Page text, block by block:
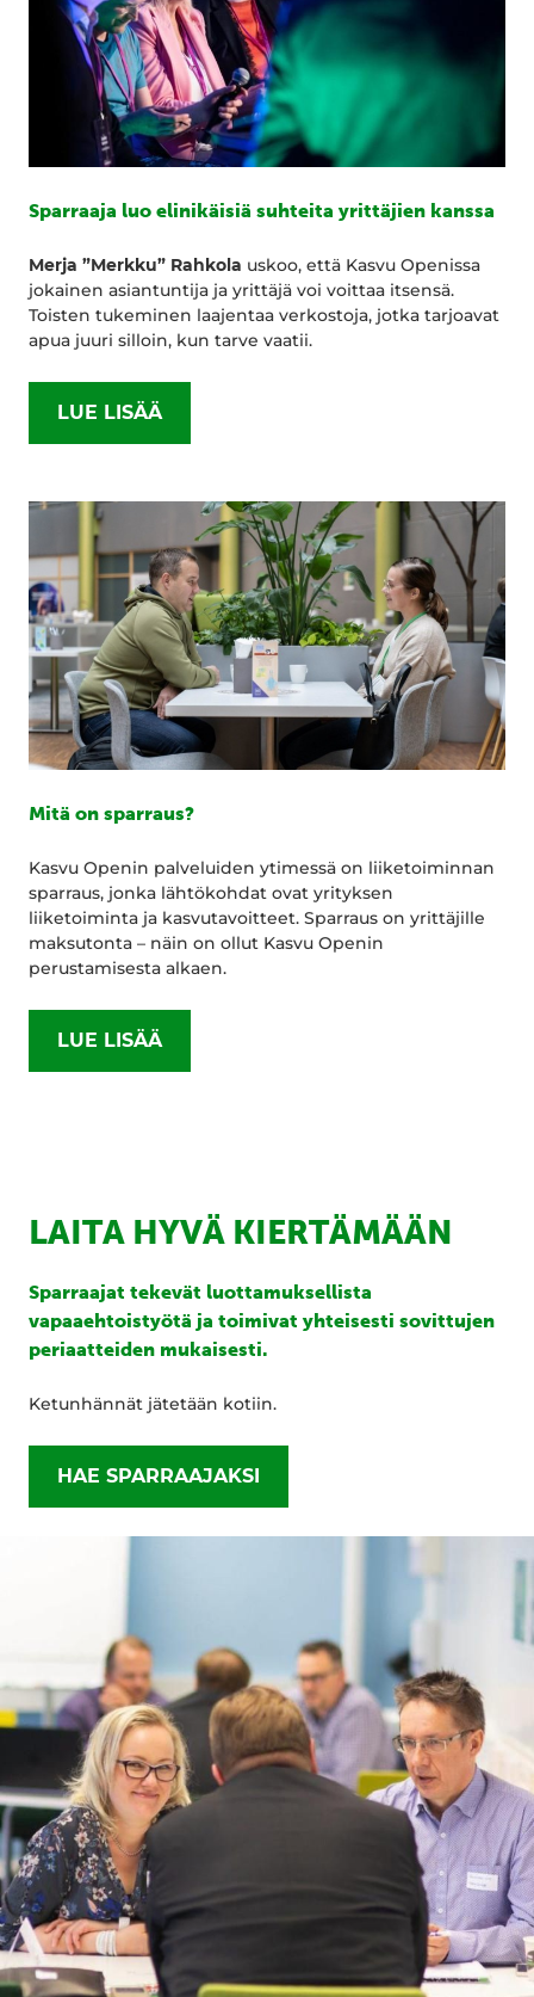
Sparraaja luo elinikäisiä suhteita yrittäjien kanssa
Merja ”Merkku” Rahkola uskoo, että Kasvu Openissa
jokainen asiantuntija ja yrittäjä voi voittaa itsensä.
Toisten tukeminen laajentaa verkostoja, jotka tarjoavat
apua juuri silloin, kun tarve vaatii.
LUE LISÄÄ
Mitä on sparraus?
Kasvu Openin palveluiden ytimessä on liiketoiminnan
sparraus, jonka lähtökohdat ovat yrityksen
liiketoiminta ja kasvutavoitteet. Sparraus on yrittäjille
maksutonta – näin on ollut Kasvu Openin
perustamisesta alkaen.
LUE LISÄÄ
LAITA HYVÄ KIERTÄMÄÄN
Sparraajat tekevät luottamuksellista
vapaaehtoistyötä ja toimivat yhteisesti sovittujen
periaatteiden mukaisesti.
Ketunhännät jätetään kotiin.
HAE SPARRAAJAKSI